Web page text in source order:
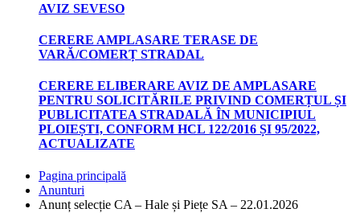
AVIZ SEVESO
CERERE AMPLASARE TERASE DE
VARĂ/COMERȚ STRADAL
CERERE ELIBERARE AVIZ DE AMPLASARE
PENTRU SOLICITĂRILE PRIVIND COMERȚUL ȘI
PUBLICITATEA STRADALĂ ÎN MUNICIPIUL
PLOIEȘTI, CONFORM HCL 122/2016 ȘI 95/2022,
ACTUALIZATE
Pagina principală
Anunturi
Anunț selecție CA – Hale și Piețe SA – 22.01.2026